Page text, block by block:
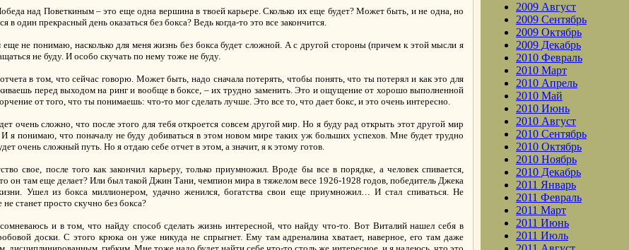
над Поветкиным – это еще одна вершина в твоей карьере. Сколько их еще будет? Может быть, и не одна, но
один прекрасный день оказаться без бокса? Ведь когда-то это все закончится.
не понимаю, насколько для меня жизнь без бокса будет сложной. А с другой стороны (причем к этой мысли я
не буду. И особо скучать по нему тоже не буду.
в том, что сейчас говорю. Может быть, надо сначала потерять, чтобы понять, что ты потерял и как это для
перед выходом на ринг и вообще в боксе, – их трудно заменить. Это и ощущение от хорошо выполненной
от того, что ты понимаешь: что-то мог сделать лучше. Это все то, что дает бокс, и это очень интересно.
очень сложно, что после этого для тебя откроется совсем другой мир. Но я буду рад открыть этот другой мир
И я понимаю, что поначалу не буду добиваться в этом новом мире таких уж больших успехов. Мне будет трудно
очень сложный путь. Но я отдаю себе отчет в этом, а значит, я к этому готов.
свое, после того как закончил карьеру, только приумножил. Вроде бы все в порядке, а человек спивается,
он там еще делает? Или был такой Джин Тани, чемпион мира в тяжелом весе 1926-1928 годов, победитель Джека
Ушел из бокса миллионером, удачно женился, богатства свои еще приумножил… И стал спиваться. Не
станет просто скучно без бокса?
и в том, что найду способ сделать жизнь интересной, что найду что-то. Вот Виталий нашел себя в
доски. С этого крюка он уже никуда не спрыгнет. Ему там адреналина хватает, наверное, его там даже
2009 Август
2009 Сентябрь
2009 Октябрь
2009 Декабрь
2010 Февраль
2010 Март
2010 Апрель
2010 Май
2010 Июнь
2010 Август
2010 Сентябрь
2010 Октябрь
2010 Ноябрь
2010 Декабрь
2011 Январь
2011 Февраль
2011 Март
2011 Июнь
2011 Июль